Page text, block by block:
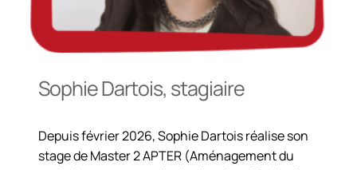
Sophie Dartois, stagiaire
Depuis février 2026, Sophie Dartois réalise son
stage de Master 2 APTER (Aménagement du